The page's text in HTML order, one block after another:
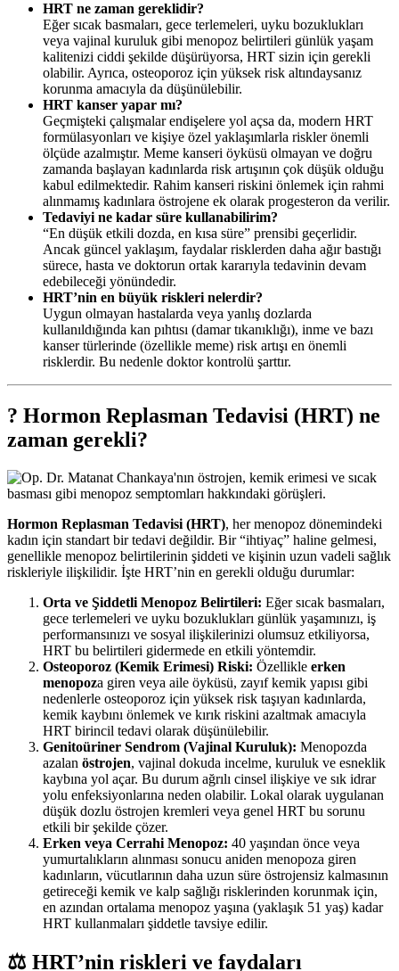
HRT ne zaman gereklidir?
Eğer sıcak basmaları, gece terlemeleri, uyku bozuklukları
veya vajinal kuruluk gibi menopoz belirtileri günlük yaşam
kalitenizi ciddi şekilde düşürüyorsa, HRT sizin için gerekli
olabilir. Ayrıca, osteoporoz için yüksek risk altındaysanız
korunma amacıyla da düşünülebilir.
HRT kanser yapar mı?
Geçmişteki çalışmalar endişelere yol açsa da, modern HRT
formülasyonları ve kişiye özel yaklaşımlarla riskler önemli
ölçüde azalmıştır. Meme kanseri öyküsü olmayan ve doğru
zamanda başlayan kadınlarda risk artışının çok düşük olduğu
kabul edilmektedir. Rahim kanseri riskini önlemek için rahmi
alınmamış kadınlara östrojene ek olarak progesteron da verilir.
Tedaviyi ne kadar süre kullanabilirim?
“En düşük etkili dozda, en kısa süre” prensibi geçerlidir.
Ancak güncel yaklaşım, faydalar risklerden daha ağır bastığı
sürece, hasta ve doktorun ortak kararıyla tedavinin devam
edebileceği yönündedir.
HRT’nin en büyük riskleri nelerdir?
Uygun olmayan hastalarda veya yanlış dozlarda
kullanıldığında kan pıhtısı (damar tıkanıklığı), inme ve bazı
kanser türlerinde (özellikle meme) risk artışı en önemli
risklerdir. Bu nedenle doktor kontrolü şarttır.
? Hormon Replasman Tedavisi (HRT) ne
zaman gerekli?
Hormon Replasman Tedavisi (HRT), her menopoz dönemindeki
kadın için standart bir tedavi değildir. Bir “ihtiyaç” haline gelmesi,
genellikle menopoz belirtilerinin şiddeti ve kişinin uzun vadeli sağlık
riskleriyle ilişkilidir. İşte HRT’nin en gerekli olduğu durumlar:
Orta ve Şiddetli Menopoz Belirtileri: Eğer sıcak basmaları,
gece terlemeleri ve uyku bozuklukları günlük yaşamınızı, iş
performansınızı ve sosyal ilişkilerinizi olumsuz etkiliyorsa,
HRT bu belirtileri gidermede en etkili yöntemdir.
Osteoporoz (Kemik Erimesi) Riski: Özellikle erken
menopoza giren veya aile öyküsü, zayıf kemik yapısı gibi
nedenlerle osteoporoz için yüksek risk taşıyan kadınlarda,
kemik kaybını önlemek ve kırık riskini azaltmak amacıyla
HRT birincil tedavi olarak düşünülebilir.
Genitoüriner Sendrom (Vajinal Kuruluk): Menopozda
azalan östrojen, vajinal dokuda incelme, kuruluk ve esneklik
kaybına yol açar. Bu durum ağrılı cinsel ilişkiye ve sık idrar
yolu enfeksiyonlarına neden olabilir. Lokal olarak uygulanan
düşük dozlu östrojen kremleri veya genel HRT bu sorunu
etkili bir şekilde çözer.
Erken veya Cerrahi Menopoz: 40 yaşından önce veya
yumurtalıkların alınması sonucu aniden menopoza giren
kadınların, vücutlarının daha uzun süre östrojensiz kalmasının
getireceği kemik ve kalp sağlığı risklerinden korunmak için,
en azından ortalama menopoz yaşına (yaklaşık 51 yaş) kadar
HRT kullanmaları şiddetle tavsiye edilir.
⚖️ HRT’nin riskleri ve faydaları